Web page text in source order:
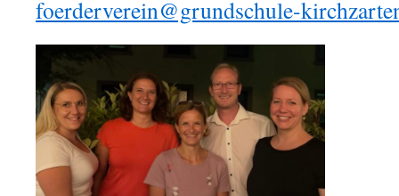
foerderverein@grundschule-